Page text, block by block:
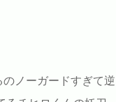
ノーガードすぎて逆